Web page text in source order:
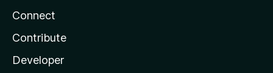
Connect
Contribute
Developer